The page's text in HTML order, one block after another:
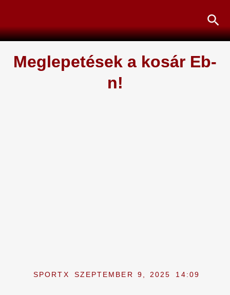
content
Meglepetések a kosár Eb-
n!
SPORTX SZEPTEMBER 9, 2025 14:09